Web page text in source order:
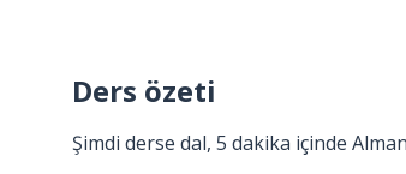
Ders özeti
Şimdi derse dal, 5 dakika içinde